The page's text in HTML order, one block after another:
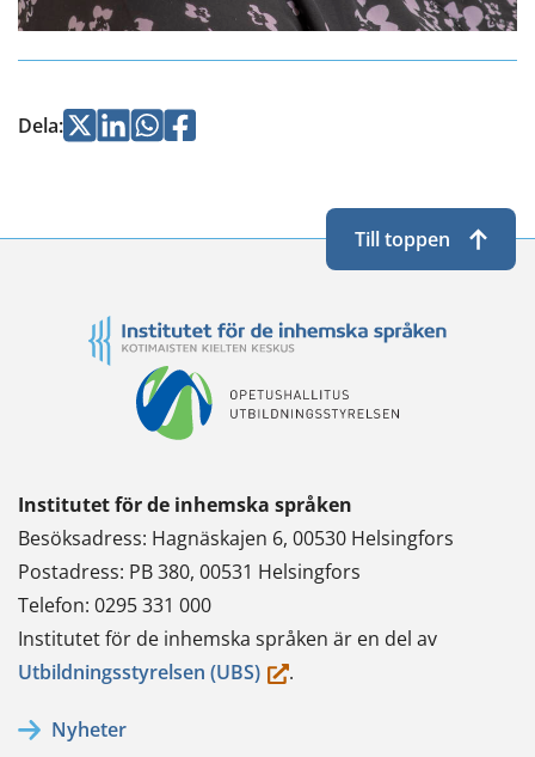
Dela:Jaa Jaa Jaa
Jaa
Institutet för de inhemska språken
Besöksadress: Hagnäskajen 6, 00530 Helsingfors
Postadress: PB 380, 00531 Helsingfors
Telefon: 0295 331 000
Institutet för de inhemska språken är en del av
Utbildningsstyrelsen (UBS)(du.
Nyheter
Till toppen